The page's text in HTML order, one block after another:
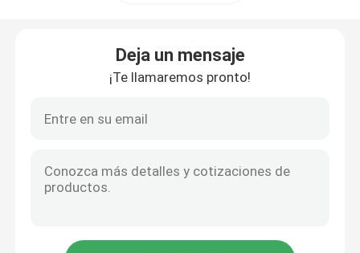
Hoja de acrílico de la guía ligera
Hoja de acrílico sacada
Hoja difusora acrílica
Deja un mensaje
¡Te llamaremos pronto!